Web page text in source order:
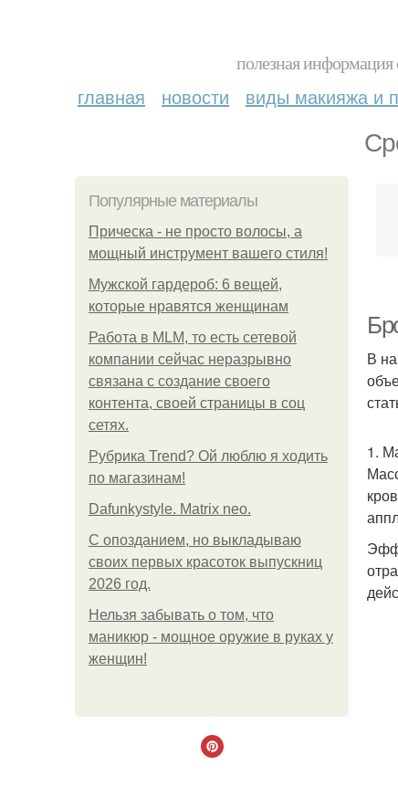
полезная информация
главная новости виды макияжа и
Популярные материалы
Прическа - не просто волосы, а
мощный инструмент вашего стиля!
Мужской гардероб: 6 вещей,
которые нравятся женщинам
Работа в MLM, то есть сетевой
компании сейчас неразрывно
связана с создание своего
контента, своей страницы в соц
сетях.
Рубрика Trend? Ой люблю я ходить
по магазинам!
Dafunkystyle. Matrix neo.
С опозданием, но выкладываю
своих первых красоток выпускниц
2026 год.
Нельзя забывать о том, что
маникюр - мощное оружие в руках у
женщин!
В
1.